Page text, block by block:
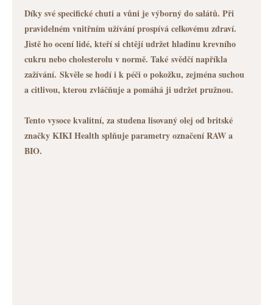
Díky své specifické chuti a vůni je výborný do salátů. Při
pravidelném vnitřním užívání prospívá celkovému zdraví.
Jistě ho ocení lidé, kteří si chtějí udržet hladinu krevního
cukru nebo cholesterolu v normě. Také svědčí napříkla
zažívání. Skvěle se hodí i k péči o pokožku, zejména suchou
a citlivou, kterou zvláčňuje a pomáhá ji udržet pružnou.
Tento vysoce kvalitní, za studena lisovaný olej od britské
značky KIKI Health splňuje parametry označení RAW a
BIO.